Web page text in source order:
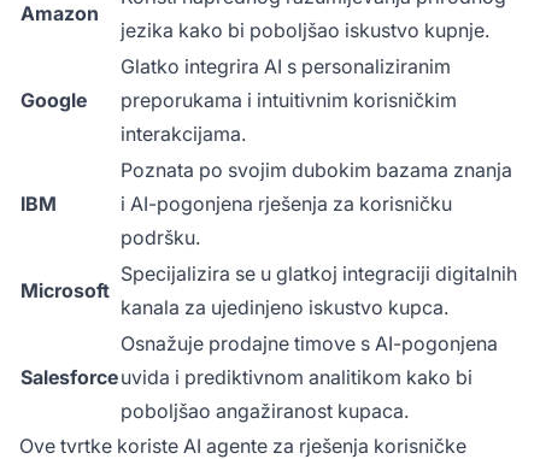
Amazon
jezika kako bi poboljšao iskustvo kupnje.
Google
Glatko integrira AI s personaliziranim
preporukama i intuitivnim korisničkim
interakcijama.
IBM
Poznata po svojim dubokim bazama znanja
i AI-pogonjena rješenja za korisničku
podršku.
Microsoft
Specijalizira se u glatkoj integraciji digitalnih
kanala za ujedinjeno iskustvo kupca.
Salesforce
Osnažuje prodajne timove s AI-pogonjena
uvida i prediktivnom analitikom kako bi
poboljšao angažiranost kupaca.
Ove tvrtke koriste AI agente za rješenja korisničke